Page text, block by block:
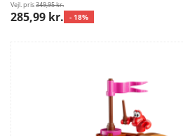
Vejl. pris349,95 kr.
285,99 kr. - 18%